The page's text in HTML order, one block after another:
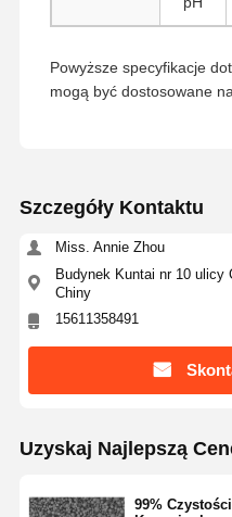
Proszek krzemianowy
Nanosfery krzemionkowe
Kosmetyki z
Proszek
kręgowy proszek
Powyższe specyfikacje
mogą być dostosowane
Szczegóły Kontaktu
Miss. Annie Zhou
Budynek Kuntai nr 10 ulicy
Chiny
15611358491
Uzyskaj Najlepszą
99%